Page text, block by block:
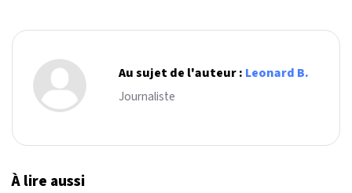
Au sujet de l'auteur : Leonard B.
Journaliste
À lire aussi